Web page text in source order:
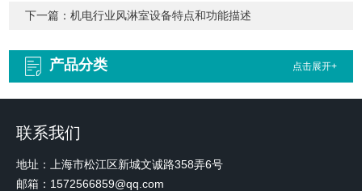
下一篇：机电行业风淋室设备特点和功能描述
产品分类 点击展开+
联系我们
地址：上海市松江区新城文诚路358弄6号
邮箱：1572566859@qq.com